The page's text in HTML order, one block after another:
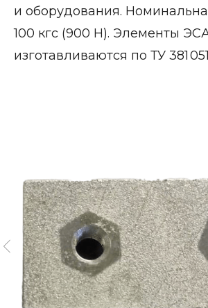
и оборудования.
100 кгс (900 Н). Элементы
изготавливаются по ТУ 381